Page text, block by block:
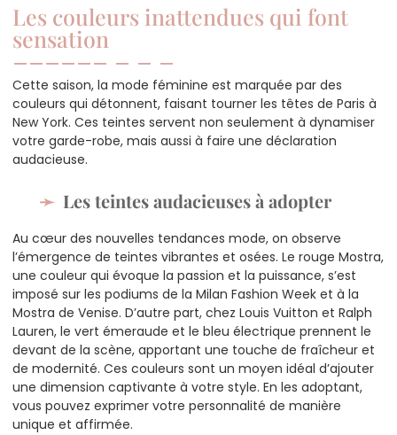
Les couleurs inattendues qui font
sensation
Cette saison, la mode féminine est marquée par des
couleurs qui détonnent, faisant tourner les têtes de Paris à
New York. Ces teintes servent non seulement à dynamiser
votre garde-robe, mais aussi à faire une déclaration
audacieuse.
Les teintes audacieuses à adopter
Au cœur des nouvelles tendances mode, on observe
l’émergence de teintes vibrantes et osées. Le rouge Mostra,
une couleur qui évoque la passion et la puissance, s’est
imposé sur les podiums de la Milan Fashion Week et à la
Mostra de Venise. D’autre part, chez Louis Vuitton et Ralph
Lauren, le vert émeraude et le bleu électrique prennent le
devant de la scène, apportant une touche de fraîcheur et
de modernité. Ces couleurs sont un moyen idéal d’ajouter
une dimension captivante à votre style. En les adoptant,
vous pouvez exprimer votre personnalité de manière
unique et affirmée.